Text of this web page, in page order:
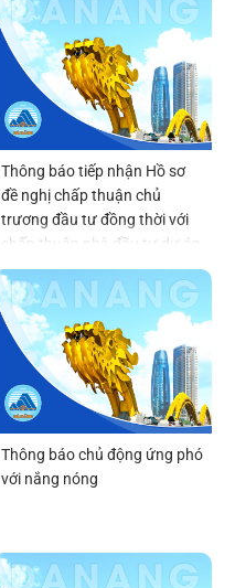
Thông báo tiếp nhận Hồ sơ
đề nghị chấp thuận chủ
trương đầu tư đồng thời với
chấp thuận nhà đầu tư dự án
Viện Nghiên cứu, phát triển,
ứng dụng công nghệ bán dẫn
và trí tuệ nhân tạo Đà Nẵng
(DSAI-TECH)
Thông báo chủ động ứng phó
với nắng nóng